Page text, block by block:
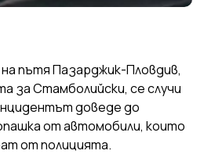
пътя Пазарджик-Пловдив,
за Стамболийски, се случи
доведе до
от автомобили, които
от полицията.